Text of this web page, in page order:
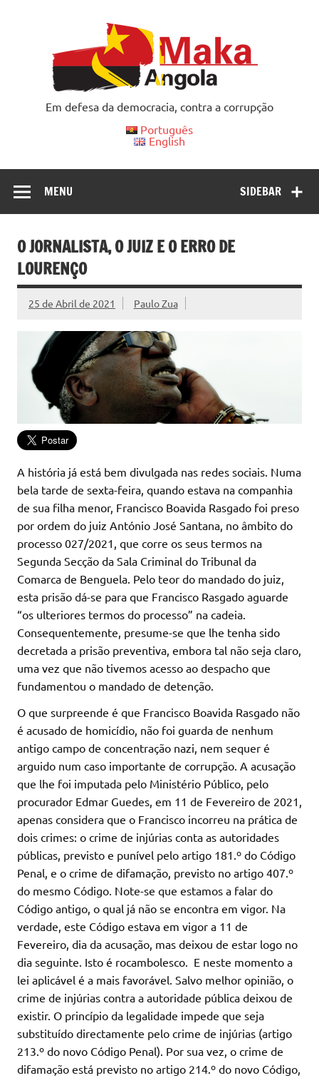
Em defesa da democracia, contra a corrupção
Português
English
SIDEBAR
MENU
O JORNALISTA, O JUIZ E O ERRO DE
LOURENÇO
25 de Abril de 2021 Paulo Zua
A história já está bem divulgada nas redes sociais. Numa
bela tarde de sexta-feira, quando estava na companhia
de sua filha menor, Francisco Boavida Rasgado foi preso
por ordem do juiz António José Santana, no âmbito do
processo 027/2021, que corre os seus termos na
Segunda Secção da Sala Criminal do Tribunal da
Comarca de Benguela. Pelo teor do mandado do juiz,
esta prisão dá-se para que Francisco Rasgado aguarde
“os ulteriores termos do processo” na cadeia.
Consequentemente, presume-se que lhe tenha sido
decretada a prisão preventiva, embora tal não seja claro,
uma vez que não tivemos acesso ao despacho que
fundamentou o mandado de detenção.
O que surpreende é que Francisco Boavida Rasgado não
é acusado de homicídio, não foi guarda de nenhum
antigo campo de concentração nazi, nem sequer é
arguido num caso importante de corrupção. A acusação
que lhe foi imputada pelo Ministério Público, pelo
procurador Edmar Guedes, em 11 de Fevereiro de 2021,
apenas considera que o Francisco incorreu na prática de
dois crimes: o crime de injúrias conta as autoridades
públicas, previsto e punível pelo artigo 181.º do Código
Penal, e o crime de difamação, previsto no artigo 407.º
do mesmo Código. Note-se que estamos a falar do
Código antigo, o qual já não se encontra em vigor. Na
verdade, este Código estava em vigor a 11 de
Fevereiro, dia da acusação, mas deixou de estar logo no
dia seguinte. Isto é rocambolesco. E neste momento a
lei aplicável é a mais favorável. Salvo melhor opinião, o
crime de injúrias contra a autoridade pública deixou de
existir. O princípio da legalidade impede que seja
substituído directamente pelo crime de injúrias (artigo
213.º do novo Código Penal). Por sua vez, o crime de
difamação está previsto no artigo 214.º do novo Código,